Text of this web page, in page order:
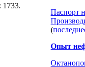
Паспорт
(
Опыт